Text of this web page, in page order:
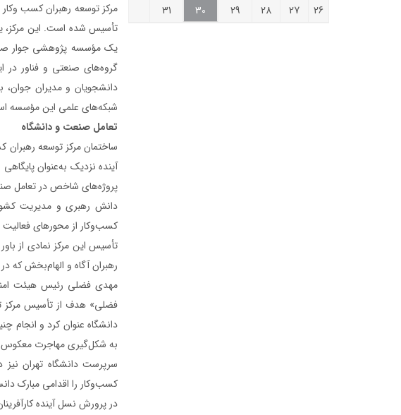
مرکز توسعه رهبران کسب
تأسیس شده است. این مرکز،
یک مؤسسه پژوهشی جوار
گروه‌های صنعتی و فناور در
دانشجویان و مدیران
شبکه‌های علمی این مؤسسه
تعامل صنعت و دانشگاه
ساختمان مرکز توسعه
آینده نزدیک به‌عنوان
پروژه‌های شاخص در تعامل
دانش رهبری و مدیریت
کسب‌وکار از محورهای فعالیت
تأسیس این مرکز نمادی از
رهبران آگاه و الهام‌بخش که
مهدی فضلی رئیس هیئت
فضلی» هدف از تأسیس مرکز
دانشگاه عنوان کرد و انجام
به شکل‌گیری مهاجرت معکوس
سرپرست دانشگاه تهران
کسب‌وکار را اقدامی مبارک
در پرورش نسل آینده
31
30 29 28 27 26